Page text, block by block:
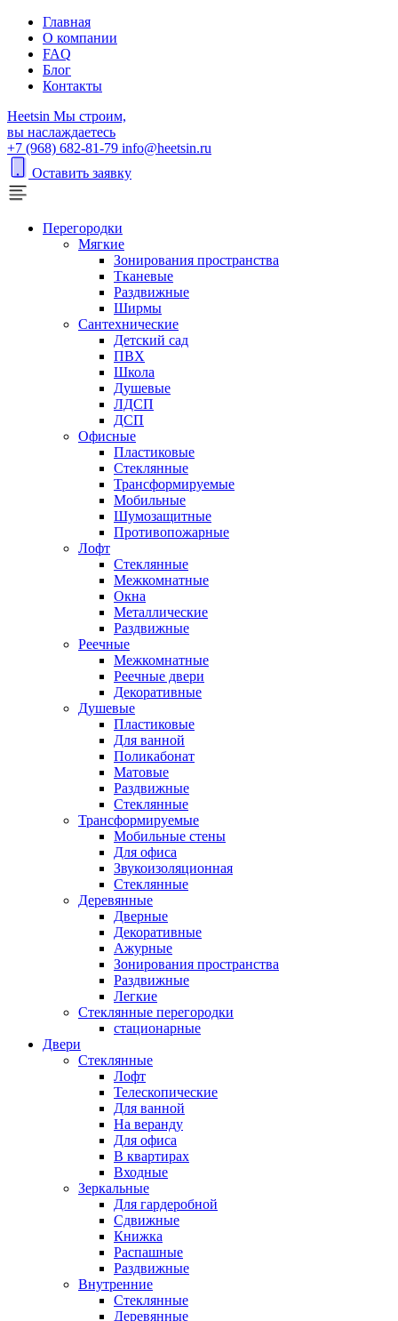
Главная
О компании
FAQ
Блог
Контакты
Heetsin Мы строим,
вы наслаждаетесь
+7 (968) 682-81-79 info@heetsin.ru
Оставить заявку
Перегородки
Мягкие
Зонирования пространства
Тканевые
Раздвижные
Ширмы
Сантехнические
Детский сад
ПВХ
Школа
Душевые
ЛДСП
ДСП
Офисные
Пластиковые
Стеклянные
Трансформируемые
Мобильные
Шумозащитные
Противопожарные
Лофт
Стеклянные
Межкомнатные
Окна
Металлические
Раздвижные
Реечные
Межкомнатные
Реечные двери
Декоративные
Душевые
Пластиковые
Для ванной
Поликабонат
Матовые
Раздвижные
Стеклянные
Трансформируемые
Мобильные стены
Для офиса
Звукоизоляционная
Стеклянные
Деревянные
Дверные
Декоративные
Ажурные
Зонирования пространства
Раздвижные
Легкие
Стеклянные перегородки
стационарные
Двери
Стеклянные
Лофт
Телескопические
Для ванной
На веранду
Для офиса
В квартирах
Входные
Зеркальные
Для гардеробной
Сдвижные
Книжка
Распашные
Раздвижные
Внутренние
Стеклянные
Деревянные